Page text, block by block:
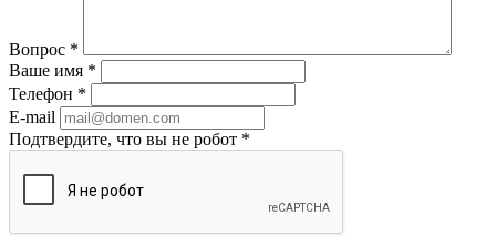
Вопрос *
Ваше имя *
Телефон *
E-mail
Подтвердите, что вы не робот *